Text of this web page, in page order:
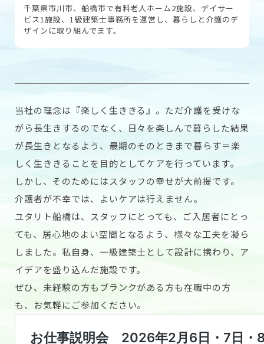
千葉県市川市、船橋市で有料老人ホーム2施設、デイサー
ビス1施設、1級建築士事務所を運営し、暮らしと介護のデ
ザインに取り組んでます。
当社の理念は 『楽しく生ききる 』 。 ただ介護を受けな
がら長生きするのでなく、日々を楽しんで暮らした結果
が長生きとなるよう、 最期のそのときまで暮らす＝楽
しく生ききる ことを目的としてケアを行っています。
しかし、そのためにはスタッフの幸せが大前提です。
介護者が不幸では、よいケアは行えません。
ユタリト船橋は、スタッフにとっても、ご入居者にとっ
ても、居心地のよい空間となるよう、様々な工夫を凝ら
しました。私自身、一級建築士として設計に携わり、ア
イデアを盛り込んだ施設です。
ぜひ、未経験の方もブランクがある方も在職中の方
も、お気軽にご参加ください。